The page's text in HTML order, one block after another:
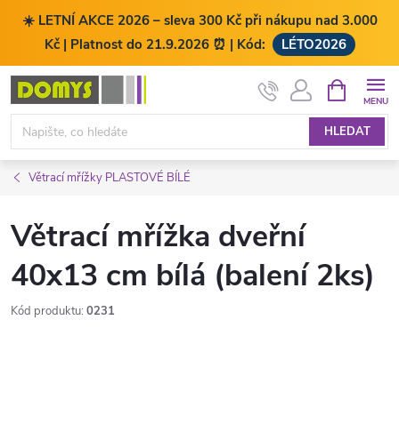
☀️ LETNÍ AKCE 2026 – sleva 300 Kč při nákupu nad 3.000
Kč | Platnost do 21.9.2026 ⏰ | Kód:
LÉTO2026
Přejít
obsah
HLEDAT
NÁKUPNÍ
KOŠÍK
Větrací mřížky PLASTOVÉ BÍLÉ
Větrací mřížka dveřní
40x13 cm bílá (balení 2ks)
Kód produktu: 0231